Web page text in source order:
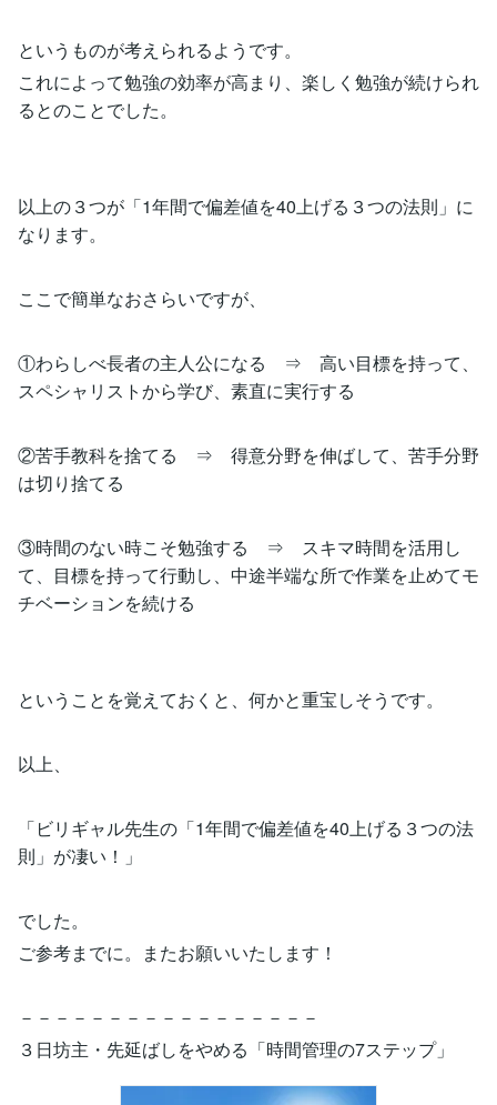
というものが考えられるようです。
これによって勉強の効率が高まり、楽しく勉強が続けられ
るとのことでした。
以上の３つが「1年間で偏差値を40上げる３つの法則」に
なります。
ここで簡単なおさらいですが、
①わらしべ長者の主人公になる ⇒ 高い目標を持って、
スペシャリストから学び、素直に実行する
②苦手教科を捨てる ⇒ 得意分野を伸ばして、苦手分野
は切り捨てる
③時間のない時こそ勉強する ⇒ スキマ時間を活用し
て、目標を持って行動し、中途半端な所で作業を止めてモ
チベーションを続ける
ということを覚えておくと、何かと重宝しそうです。
以上、
「ビリギャル先生の「1年間で偏差値を40上げる３つの法
則」が凄い！」
でした。
ご参考までに。またお願いいたします！
－－－－－－－－－－－－－－－－－
３日坊主・先延ばしをやめる「時間管理の7ステップ」